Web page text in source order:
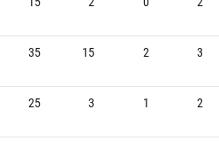
35 15 2 3
25 3 1 2